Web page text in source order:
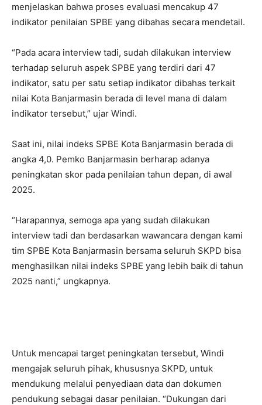
menjelaskan bahwa proses evaluasi mencakup 47
indikator penilaian SPBE yang dibahas secara mendetail.
“Pada acara interview tadi, sudah dilakukan interview
terhadap seluruh aspek SPBE yang terdiri dari 47
indikator, satu per satu setiap indikator dibahas terkait
nilai Kota Banjarmasin berada di level mana di dalam
indikator tersebut,” ujar Windi.
Saat ini, nilai indeks SPBE Kota Banjarmasin berada di
angka 4,0. Pemko Banjarmasin berharap adanya
peningkatan skor pada penilaian tahun depan, di awal
2025.
“Harapannya, semoga apa yang sudah dilakukan
interview tadi dan berdasarkan wawancara dengan kami
tim SPBE Kota Banjarmasin bersama seluruh SKPD bisa
menghasilkan nilai indeks SPBE yang lebih baik di tahun
2025 nanti,” ungkapnya.
Untuk mencapai target peningkatan tersebut, Windi
mengajak seluruh pihak, khususnya SKPD, untuk
mendukung melalui penyediaan data dan dokumen
pendukung sebagai dasar penilaian. “Dukungan dari